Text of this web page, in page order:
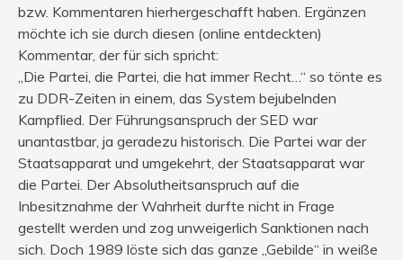
bzw. Kommentaren hierhergeschafft haben. Ergänzen
möchte ich sie durch diesen (online entdeckten)
Kommentar, der für sich spricht:
„Die Partei, die Partei, die hat immer Recht…“ so tönte es
zu DDR-Zeiten in einem, das System bejubelnden
Kampflied. Der Führungsanspruch der SED war
unantastbar, ja geradezu historisch. Die Partei war der
Staatsapparat und umgekehrt, der Staatsapparat war
die Partei. Der Absolutheitsanspruch auf die
Inbesitznahme der Wahrheit durfte nicht in Frage
gestellt werden und zog unweigerlich Sanktionen nach
sich. Doch 1989 löste sich das ganze „Gebilde“ in weiße